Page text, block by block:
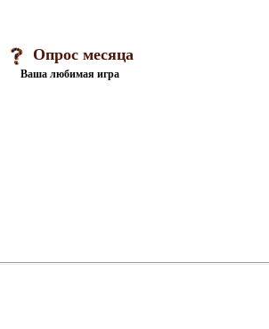
Опрос месяца
Ваша любимая игра